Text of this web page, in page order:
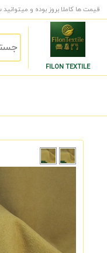
قیمت ها کاملا بروز بوده و میتوانید سریعا
FILON TEXTILE